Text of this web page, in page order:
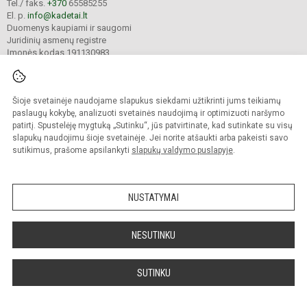
Šioje svetainėje naudojame slapukus siekdami užtikrinti jums teikiamų
paslaugų kokybę, analizuoti svetainės naudojimą ir optimizuoti naršymo
patirtį. Spustelėję mygtuką „Sutinku“, jūs patvirtinate, kad sutinkate su visų
slapukų naudojimu šioje svetainėje. Jei norite atšaukti arba pakeisti savo
sutikimus, prašome apsilankyti slapukų valdymo puslapyje.
NUSTATYMAI
NESUTINKU
SUTINKU
Tel./ faks. +370 65585255
El. p. info@kadetai.lt
Duomenys kaupiami ir saugomi
Juridinių asmenų registre
Įmonės kodas 191130983
© 2025. Plungės r. Žemaitijos kadetų gimnazija. Visos teisės saugomos.
Kopijuoti turinį be raštiško įstaigos administracijos sutikimo griežtai draudžiama.
Prieinamumo paraiška Slapukų valdymas
Sumanus būdas atnaujinti